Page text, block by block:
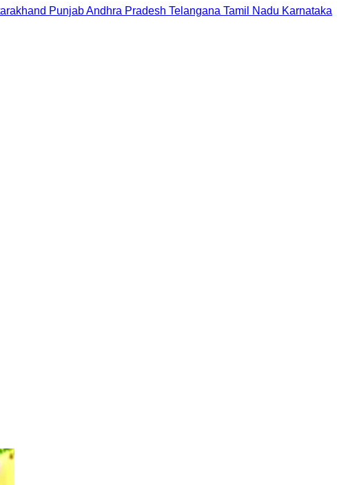
PunjabAndhra Pradesh Telangana Tamil Nadu Karnataka